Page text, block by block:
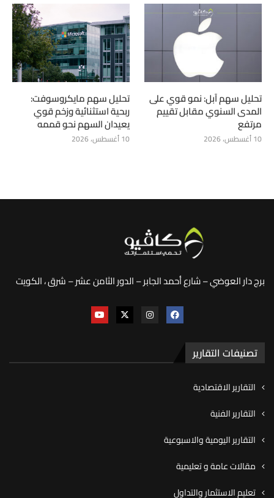
تحليل سهم آبل: نمو قوي على
المدى السنوي مقابل تقييم
مرتفع
10 أغسطس، 2026
تحليل سهم مايكروسوفت:
ربحية استثنائية وزخم قوي
يعيدان السهم نحو قممه
10 أغسطس، 2026
برج دار العوضي – شارع أحمد الجابر – الدور الثامن عشر – شرق ، الكويت
تصنيفات التقارير
التقارير الاقتصادية
التقارير الفنية
التقارير اليومية والاسبوعية
مقالات عامة و تعليمية
تعليم الاستثمار والتداول